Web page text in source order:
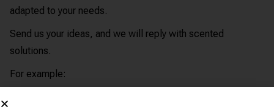
adapted to your needs.
Send us your ideas, and we will reply with scented
solutions.
For example: